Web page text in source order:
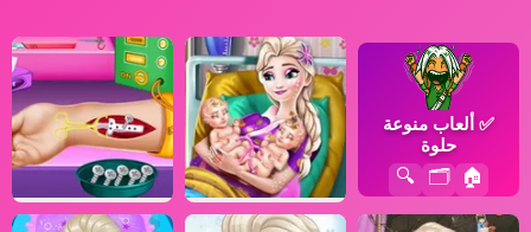
✅ ألعاب منوعة
حلوة
🏠
🗂️
🔍